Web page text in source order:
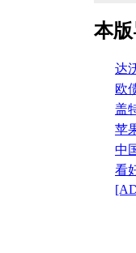
本
达
欧
盖
苹
中
看